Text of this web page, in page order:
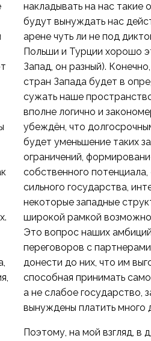
накладывать на нас такие
будут вынуждать нас
арене чуть ли не под
Польши и Турции хорошо
Запад, он разный).
стран Запада будет в
сужать наше
вполне логично и
убеждён, что
будет уменьшение таких
ограничений,
собственного
сильного государства,
некоторые западные
широкой рамкой
Это вопрос наших
переговоров с
донести до них, что им
способная принимать
а не слабое государство,
вынуждены платить много
Поэтому, на мой взгляд, в